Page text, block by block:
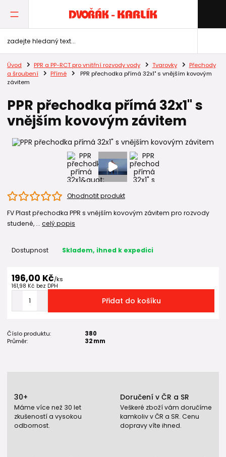
Úvod PPR a PP-RCT pro vnitřní rozvody vody Tvarovky
Přechody
a šroubení
Přímé
PPR přechodka přímá 32x1" s vnějším kovovým
závitem
PPR přechodka přímá 32x1" s
vnějším kovovým závitem
Ohodnotit produkt
FV Plast přechodka PPR s vnějším kovovým závitem pro rozvody
studené, ... celý popis
Dostupnost Skladem, ihned k expedici
196,00 Kč/ks
161,98 Kč bez DPH
Přidat do košíku
Číslo produktu:
380
Průměr:
32 mm
30+
Máme více než 30 let
zkušeností a vysokou
odbornost.
Doručení v ČR a SR
Veškeré zboží vám doručíme
kamkoliv v ČR a SR. Cenu
dopravy víte ihned.